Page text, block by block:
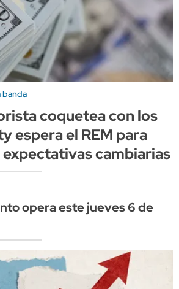
banda
coquetea con los
espera el REM para
cambiarias
opera este jueves 6 de